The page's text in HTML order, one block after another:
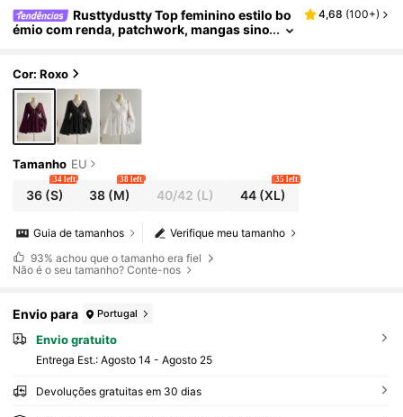
Rusttydustty Top feminino estilo bo
émio com renda, patchwork, mangas sino
4,68 (100+)
Cor: Roxo
Tamanho EU
36(S)
34 left
38 (M)
38 left
40/42 (L) 44(XL)
35 left
Verifique meu tamanho
Guia de tamanhos
93% achou que o tamanho era fiel
Não é o seu tamanho? Conte-nos
Envio para Portugal
Envio gratuito
Entrega Est.: Agosto 14 - Agosto 25
Devoluções gratuitas em 30 dias